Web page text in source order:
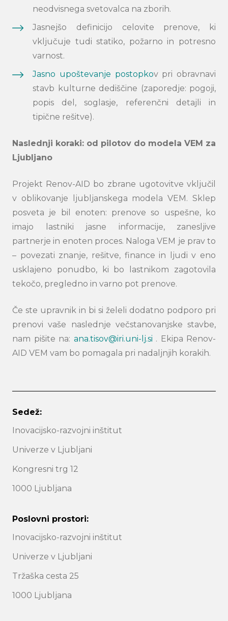
neodvisnega svetovalca na zborih.
Jasnejšo definicijo celovite prenove, ki
vključuje tudi statiko, požarno in potresno
varnost.
Jasno upoštevanje postopkov pri obravnavi
stavb kulturne dediščine (zaporedje: pogoji,
popis del, soglasje, referenčni detajli in
tipične rešitve).
Naslednji koraki: od pilotov do modela VEM za
Ljubljano
Projekt Renov-AID bo zbrane ugotovitve vključil
v oblikovanje ljubljanskega modela VEM. Sklep
posveta je bil enoten: prenove so uspešne, ko
imajo lastniki jasne informacije, zanesljive
partnerje in enoten proces. Naloga VEM je prav to
– povezati znanje, rešitve, finance in ljudi v eno
usklajeno ponudbo, ki bo lastnikom zagotovila
tekočo, pregledno in varno pot prenove.
Če ste upravnik in bi si želeli dodatno podporo pri
prenovi vaše naslednje večstanovanjske stavbe,
nam pišite na: ana.tisov@iri.uni-lj.si . Ekipa Renov-
AID VEM vam bo pomagala pri nadaljnjih korakih.
Sedež:
Inovacijsko-razvojni inštitut
Univerze v Ljubljani
Kongresni trg 12
1000 Ljubljana
Poslovni prostori:
Inovacijsko-razvojni inštitut
Univerze v Ljubljani
Tržaška cesta 25
1000 Ljubljana